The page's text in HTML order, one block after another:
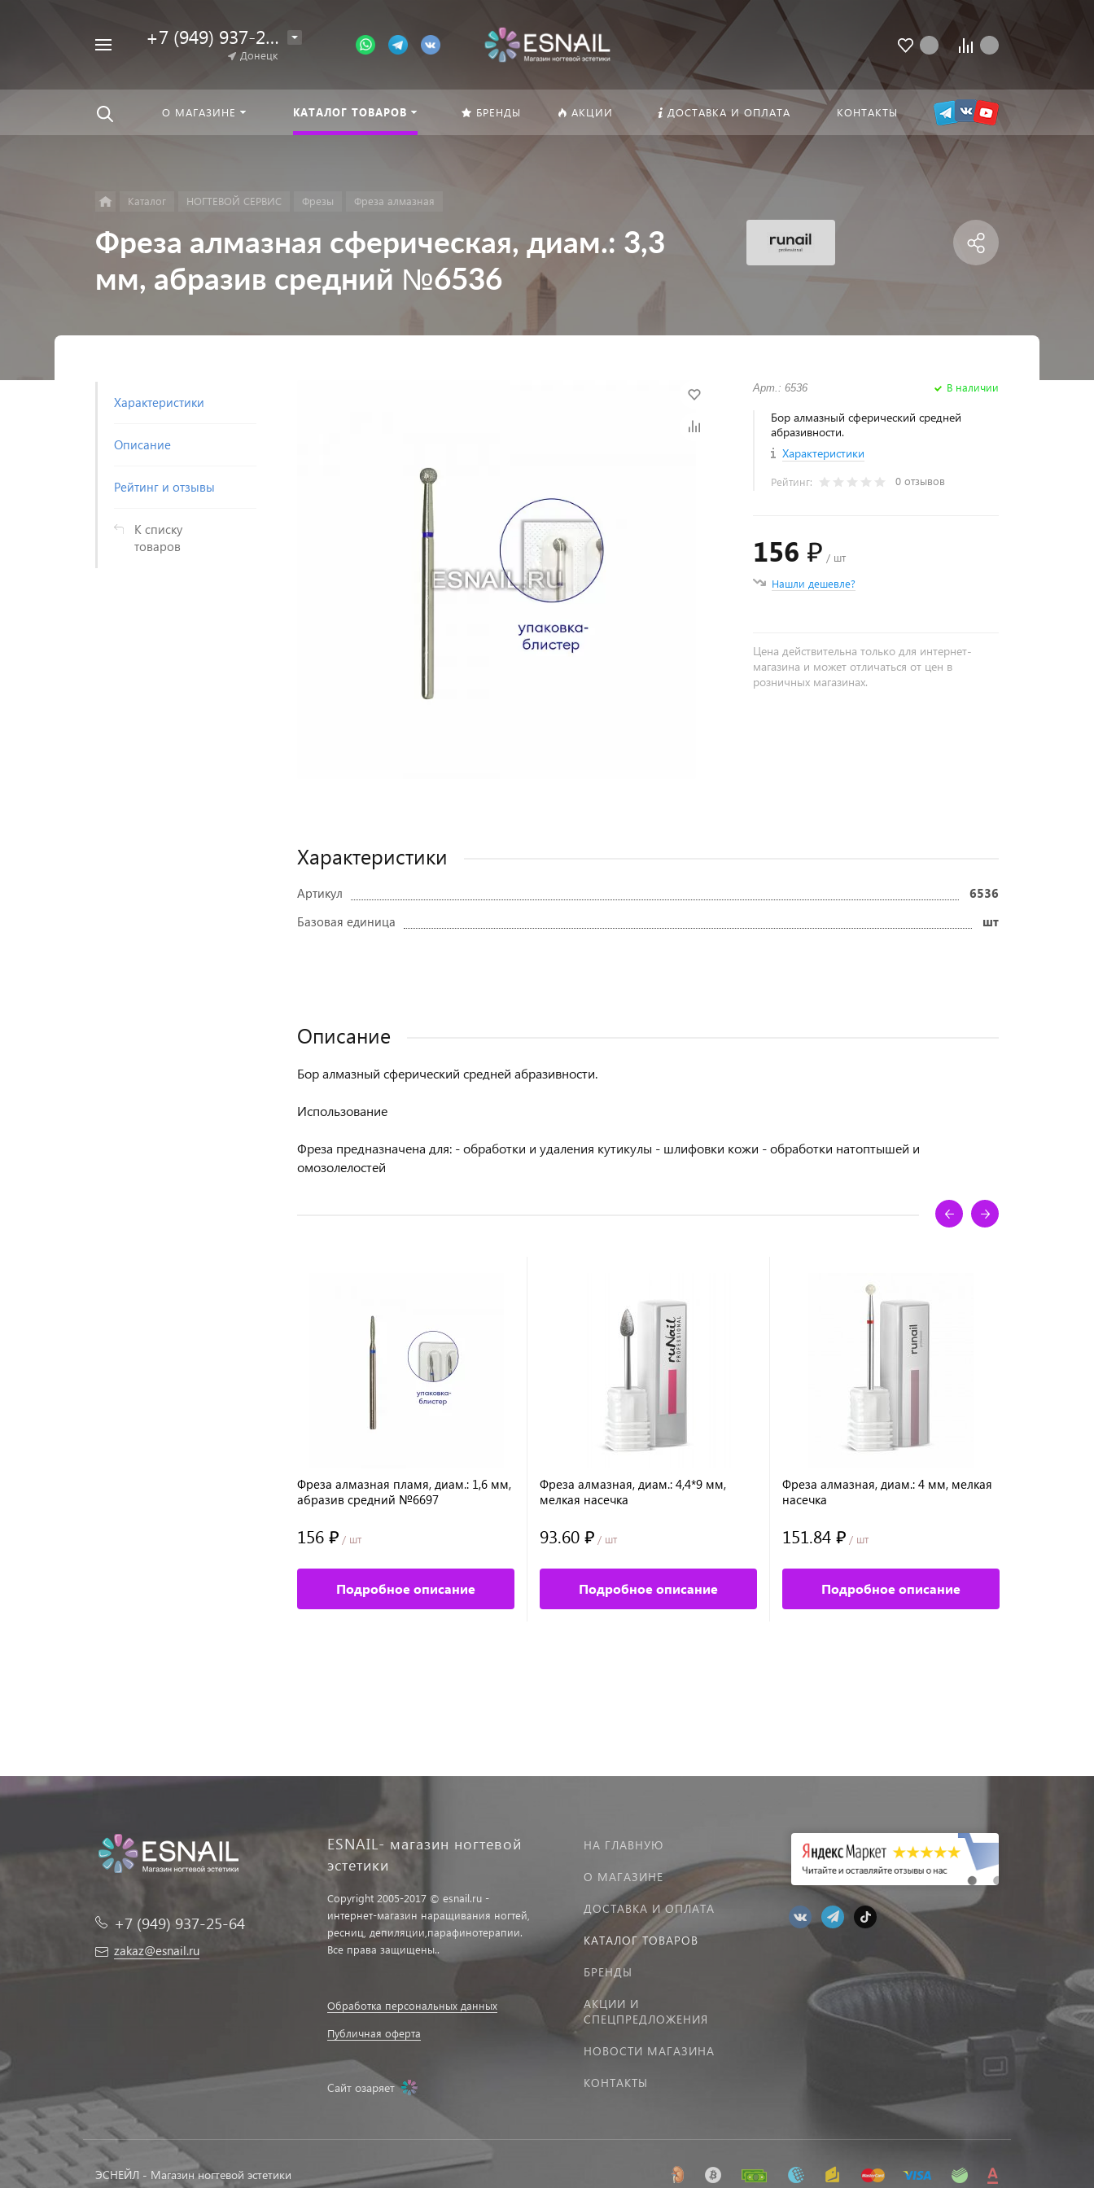
+7 (949) 937-25-64
Донецк
О МАГАЗИНЕ КАТАЛОГ ТОВАРОВ БРЕНДЫ АКЦИИ ДОСТАВКА И ОПЛАТА КОНТАКТЫ
Каталог НОГТЕВОЙ СЕРВИС Фрезы Фреза алмазная
Фреза алмазная сферическая, диам.: 3,3
мм, абразив средний №6536
Характеристики
Описание
Рейтинг и отзывы
К списку
товаров
Арт.: 6536 В наличии
Бор алмазный сферический средней
абразивности.
Характеристики
Рейтинг: 0 отзывов
156 ₽ / шт
Нашли дешевле?
Цена действительна только для интернет-
магазина и может отличаться от цен в
розничных магазинах.
Характеристики
Артикул
6536
Базовая единица
шт
Описание
Бор алмазный сферический средней абразивности.
Использование
Фреза предназначена для: - обработки и удаления кутикулы - шлифовки кожи - обработки натоптышей и
омозолелостей
Фреза алмазная пламя, диам.: 1,6 мм,
абразив средний №6697
156 ₽ / шт
Подробное описание
Фреза алмазная, диам.: 4,4*9 мм,
мелкая насечка
93.60 ₽ / шт
Подробное описание
Фреза алмазная, диам.: 4 мм, мелкая
насечка
151.84 ₽ / шт
Подробное описание
+7 (949) 937-25-64
zakaz@esnail.ru
ESNAIL- магазин ногтевой
эстетики
Copyright 2005-2017 © esnail.ru -
интернет-магазин наращивания ногтей,
ресниц, депиляции,парафинотерапии.
Все права защищены..
Обработка персональных данных
Публичная оферта
Сайт озаряет
НА ГЛАВНУЮ
О МАГАЗИНЕ
ДОСТАВКА И ОПЛАТА
КАТАЛОГ ТОВАРОВ
БРЕНДЫ
АКЦИИ И
СПЕЦПРЕДЛОЖЕНИЯ
НОВОСТИ МАГАЗИНА
КОНТАКТЫ
ЭСНЕЙЛ - Магазин ногтевой эстетики